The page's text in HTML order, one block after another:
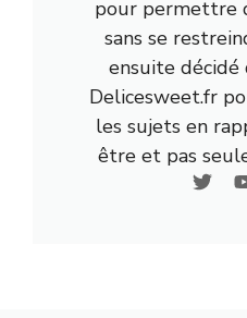
pour permettre
sans se
ensuite
Delicesweet.fr
les sujets en
être et pas